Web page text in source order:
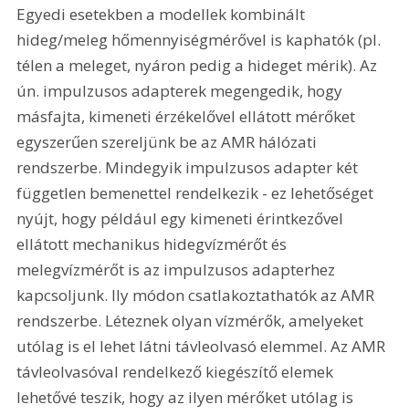
Egyedi esetekben a modellek kombinált
hideg/meleg hőmennyiségmérővel is kaphatók (pl.
télen a meleget, nyáron pedig a hideget mérik). Az
ún. impulzusos adapterek megengedik, hogy
másfajta, kimeneti érzékelővel ellátott mérőket
egyszerűen szereljünk be az AMR hálózati
rendszerbe. Mindegyik impulzusos adapter két
független bemenettel rendelkezik - ez lehetőséget
nyújt, hogy például egy kimeneti érintkezővel
ellátott mechanikus hidegvízmérőt és
melegvízmérőt is az impulzusos adapterhez
kapcsoljunk. Ily módon csatlakoztathatók az AMR
rendszerbe. Léteznek olyan vízmérők, amelyeket
utólag is el lehet látni távleolvasó elemmel. Az AMR
távleolvasóval rendelkező kiegészítő elemek
lehetővé teszik, hogy az ilyen mérőket utólag is